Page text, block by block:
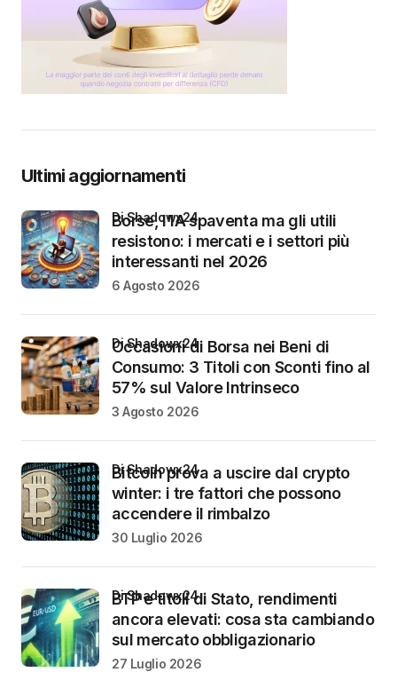
Ultimi aggiornamenti
Borse, l’IA spaventa ma gli utili
resistono: i mercati e i settori più
interessanti nel 2026
di Shadowx24
6 Agosto 2026
Occasioni di Borsa nei Beni di
Consumo: 3 Titoli con Sconti fino al
57% sul Valore Intrinseco
di Shadowx24
3 Agosto 2026
Bitcoin prova a uscire dal crypto
winter: i tre fattori che possono
accendere il rimbalzo
di Shadowx24
30 Luglio 2026
BTP e titoli di Stato, rendimenti
ancora elevati: cosa sta cambiando
sul mercato obbligazionario
di Shadowx24
27 Luglio 2026